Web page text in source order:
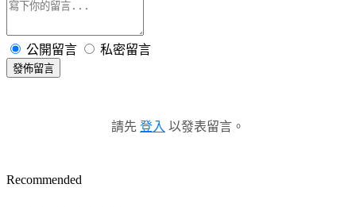
公開留言 私密留言
發佈留言
請先 登入 以發表留言。
Recommended